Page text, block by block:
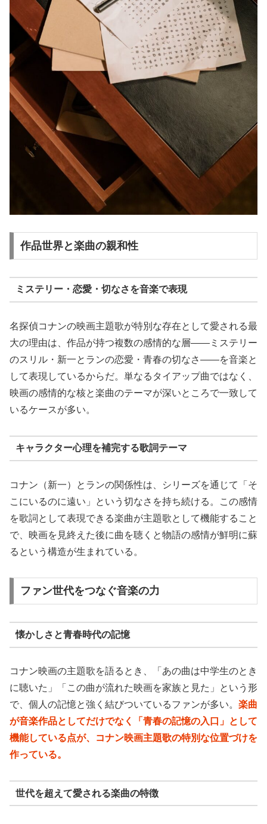
作品世界と楽曲の親和性
ミステリー・恋愛・切なさを音楽で表現
名探偵コナンの映画主題歌が特別な存在として愛される最
大の理由は、作品が持つ複数の感情的な層——ミステリー
のスリル・新一とランの恋愛・青春の切なさ——を音楽と
して表現しているからだ。単なるタイアップ曲ではなく、
映画の感情的な核と楽曲のテーマが深いところで一致して
いるケースが多い。
キャラクター心理を補完する歌詞テーマ
コナン（新一）とランの関係性は、シリーズを通じて「そ
こにいるのに遠い」という切なさを持ち続ける。この感情
を歌詞として表現できる楽曲が主題歌として機能すること
で、映画を見終えた後に曲を聴くと物語の感情が鮮明に蘇
るという構造が生まれている。
ファン世代をつなぐ音楽の力
懐かしさと青春時代の記憶
コナン映画の主題歌を語るとき、「あの曲は中学生のとき
に聴いた」「この曲が流れた映画を家族と見た」という形
で、個人の記憶と強く結びついているファンが多い。 楽曲
が音楽作品としてだけでなく「青春の記憶の入口」として
機能している点が、コナン映画主題歌の特別な位置づけを
作っている。
世代を超えて愛される楽曲の特徴